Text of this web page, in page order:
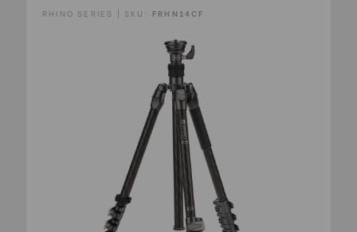
RHINO SERIES | SKU: FRHN14CF